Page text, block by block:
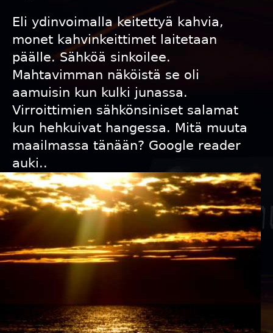
Eli ydinvoimalla keitettyä kahvia,
monet kahvinkeittimet laitetaan
päälle. Sähköä sinkoilee.
Mahtavimman näköistä se oli
aamuisin kun kulki junassa.
Virroittimien sähkönsiniset salamat
kun hehkuivat hangessa. Mitä muuta
maailmassa tänään? Google reader
auki..